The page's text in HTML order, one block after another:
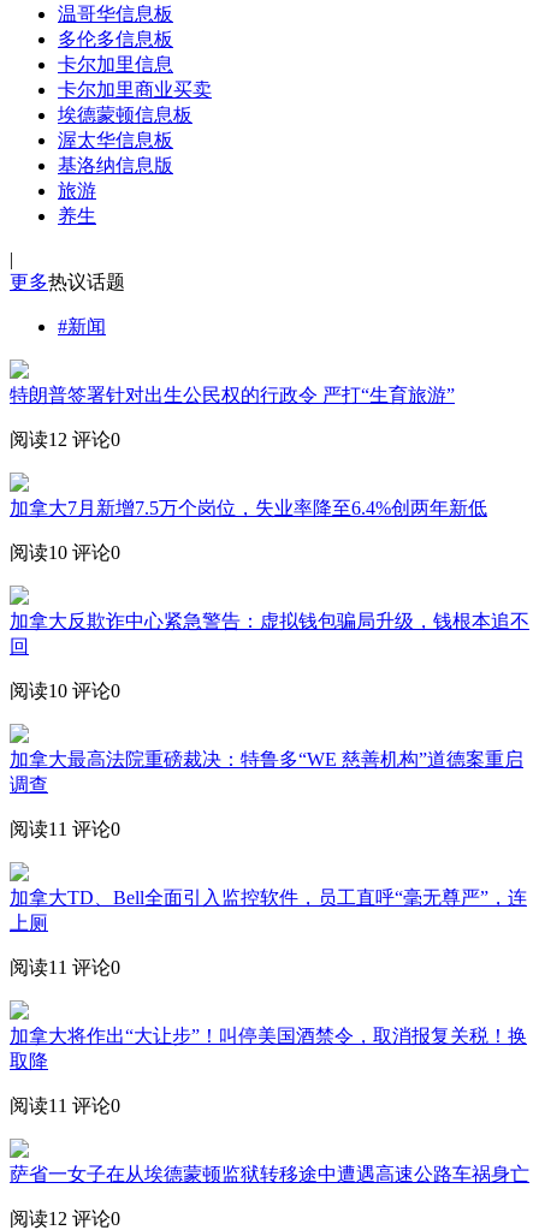
温哥华信息板
多伦多信息板
卡尔加里信息
卡尔加里商业买卖
埃德蒙顿信息板
渥太华信息板
基洛纳信息版
旅游
养生
|
更多热议话题
#新闻
特朗普签署针对出生公民权的行政令 严打“生育旅游”
阅读12 评论0
加拿大7月新增7.5万个岗位，失业率降至6.4%创两年新低
阅读10 评论0
加拿大反欺诈中心紧急警告：虚拟钱包骗局升级，钱根本追不
回
阅读10 评论0
加拿大最高法院重磅裁决：特鲁多“WE 慈善机构”道德案重启
调查
阅读11 评论0
加拿大TD、Bell全面引入监控软件，员工直呼“毫无尊严”，连
上厕
阅读11 评论0
加拿大将作出“大让步”！叫停美国酒禁令，取消报复关税！换
取降
阅读11 评论0
萨省一女子在从埃德蒙顿监狱转移途中遭遇高速公路车祸身亡
阅读12 评论0